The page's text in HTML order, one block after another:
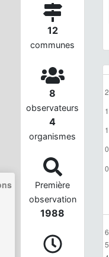
12
communes
8
observateurs
4
organismes
Première
observation
1988